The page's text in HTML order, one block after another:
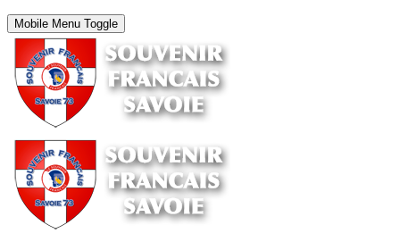
Mobile Menu Toggle